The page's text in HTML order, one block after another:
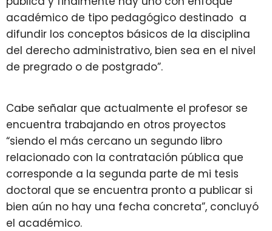
académico de tipo pedagógico destinado a
difundir los conceptos básicos de la disciplina
del derecho administrativo, bien sea en el nivel
de pregrado o de postgrado”.
Cabe señalar que actualmente el profesor se
encuentra trabajando en otros proyectos
“siendo el más cercano un segundo libro
relacionado con la contratación pública que
corresponde a la segunda parte de mi tesis
doctoral que se encuentra pronto a publicar si
bien aún no hay una fecha concreta”, concluyó
el académico.